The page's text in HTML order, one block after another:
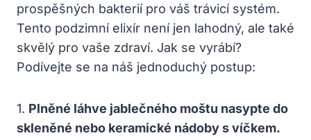
prospěšných bakterií pro váš trávicí systém.
Tento podzimní elixír není jen lahodný, ale také
skvělý pro vaše zdraví. Jak se vyrábí?
Podívejte se na náš jednoduchý postup:
1. Plněné láhve jablečného moštu nasypte do
skleněné nebo keramické nádoby s víčkem.